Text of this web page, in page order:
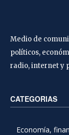
Medio de
políticos,
radio, internet y
CATEGORIAS
Economía,